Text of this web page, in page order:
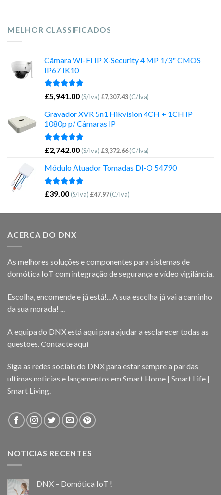
MELHOR CLASSIFICADOS
Câmara WI-FI IP X-Security 4 MP 1/3" CMOS
IP67 IK10
Avaliação
5.00
£5,941.00 (S/Iva) £7,307.43(C/Iva)
Gravador XVR 5n1 Hikvision 4CH + 1CH IP
1080p p/ Câmaras IP
Avaliação
5.00
£2,742.00 (S/Iva) £3,372.66(C/Iva)
Módulo Atuador Tomadas DI-O 54790
Avaliação
de 5
£39.00 (S/Iva) £47.97(C/Iva)
ACERCA DO DNX
As melhores soluções e componentes para sistemas de
domótica IoT com integração de segurança e vídeo vigilância.
Escolha, encomende e já está!... A sua escolha já vai a caminho
da sua morada! ...
A equipa do DNX está aqui para ajudar a esclarecer todas as
questões. Contacte aqui
Siga as redes sociais do DNX para estar sempre a par das
ultimas noticias e lançamentos em Smart Home | Smart Life |
Smart Living.
NOTICIAS RECENTES
DNX – Domótica IoT !